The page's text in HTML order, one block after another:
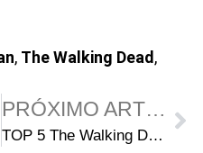
, The Walking Dead ,
PRÓXIMO ARTIGO
TOP 5 The Walking Dead – Os melhores momentos de Maggie Greene